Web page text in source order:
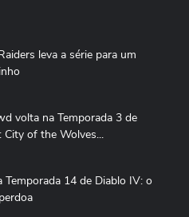
leva a série para um
volta na Temporada 3 de
City of the Wolves...
Temporada 14 de Diablo IV: o